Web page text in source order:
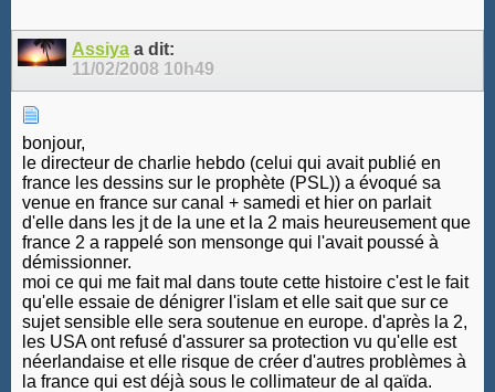
Assiya a dit:
11/02/2008 10h49
bonjour,
le directeur de charlie hebdo (celui qui avait publié en
france les dessins sur le prophète (PSL)) a évoqué sa
venue en france sur canal + samedi et hier on parlait
d'elle dans les jt de la une et la 2 mais heureusement que
france 2 a rappelé son mensonge qui l'avait poussé à
démissionner.
moi ce qui me fait mal dans toute cette histoire c'est le fait
qu'elle essaie de dénigrer l'islam et elle sait que sur ce
sujet sensible elle sera soutenue en europe. d'après la 2,
les USA ont refusé d'assurer sa protection vu qu'elle est
néerlandaise et elle risque de créer d'autres problèmes à
la france qui est déjà sous le collimateur de al qaïda.